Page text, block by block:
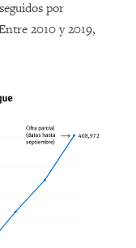
por
2010 y 2019,